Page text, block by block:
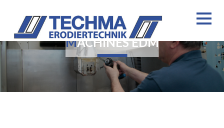
MACHINES EDM